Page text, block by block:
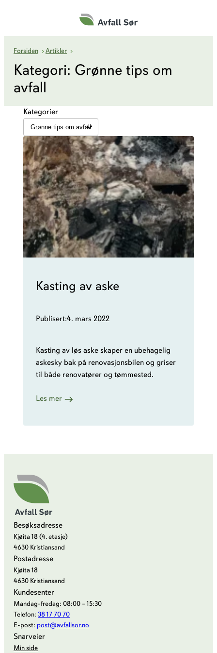
innhold
Forsiden ›Artikler ›Grønne tips om avfall
Kategori: Grønne tips om
avfall
Kategorier
Kasting av aske
Publisert:4. mars 2022
Kasting av løs aske skaper en ubehagelig
askesky bak på renovasjonsbilen og griser
til både renovatører og tømmested.
Les mer:
s
k
Besøksadresse
Kjøita 18 (4. etasje)
4630 Kristiansand
Postadresse
Kjøita 18
4630 Kristiansand
Kundesenter
Mandag-fredag: 08:00 – 15:30
Telefon: 38 17 70 70
E-post: post@avfallsor.no
Snarveier
Min side